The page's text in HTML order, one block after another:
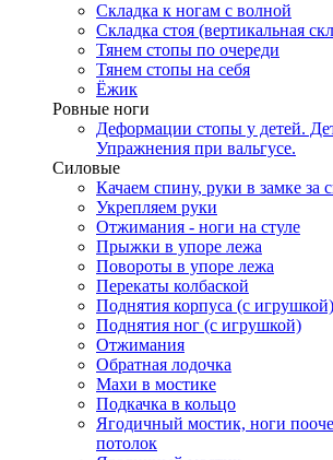
Складка к ногам с волной
Складка стоя (вертикальная
Тянем стопы по очереди
Тянем стопы на себя
Ёжик
Ровные ноги
Деформации стопы у детей.
Упражнения при вальгусе.
Силовые
Качаем спину, руки в замке за
Укрепляем руки
Отжимания - ноги на стуле
Прыжки в упоре лежа
Повороты в упоре лежа
Перекаты колбаской
Поднятия корпуса (с игрушкой)
Поднятия ног (с игрушкой)
Отжимания
Обратная лодочка
Махи в мостике
Подкачка в кольцо
Ягодичный мостик, ноги
потолок